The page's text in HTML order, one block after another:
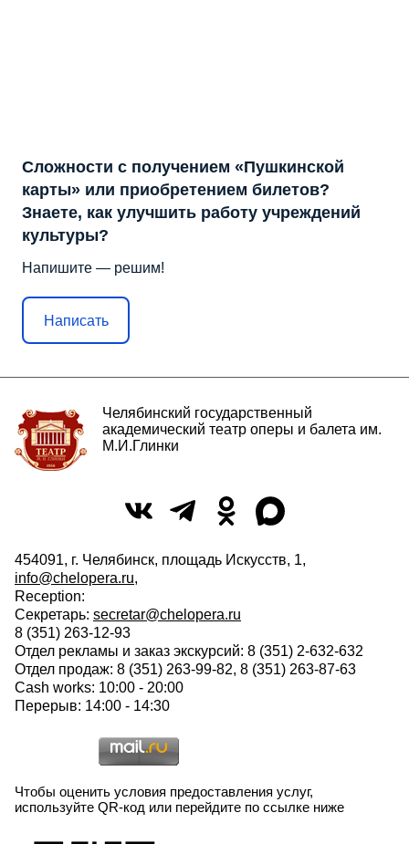
Сложности с получением «Пушкинской
карты» или приобретением билетов?
Знаете, как улучшить работу учреждений
культуры?
Напишите — решим!
Написать
Челябинский государственный
академический театр оперы и балета им.
М.И.Глинки
454091, г. Челябинск, площадь Искусств, 1,
info@chelopera.ru,
Reception:
Секретарь: secretar@chelopera.ru
8 (351) 263-12-93
Отдел рекламы и заказ экскурсий: 8 (351) 2-632-632
Отдел продаж: 8 (351) 263-99-82, 8 (351) 263-87-63
Cash works: 10:00 - 20:00
Перерыв: 14:00 - 14:30
Чтобы оценить условия предоставления услуг,
используйте QR-код или перейдите по ссылке ниже